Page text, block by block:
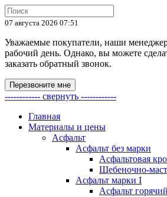
07 августа 2026 07:51
Уважаемые покупатели, наши
рабочий день. Однако, вы можете
заказать обратный звонок.
Перезвоните мне
------------ свернуть ------------
Главная
Материалы и цены
Асфальт
Асфальт без марки
Асфальтовая
Щебеночно-
Асфальт марки I
Асфальт